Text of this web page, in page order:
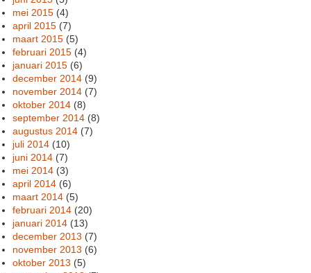
mei 2015 (4)
april 2015 (7)
maart 2015 (5)
februari 2015 (4)
januari 2015 (6)
december 2014 (9)
november 2014 (7)
oktober 2014 (8)
september 2014 (8)
augustus 2014 (7)
juli 2014 (10)
juni 2014 (7)
mei 2014 (3)
april 2014 (6)
maart 2014 (5)
februari 2014 (20)
januari 2014 (13)
december 2013 (7)
november 2013 (6)
oktober 2013 (5)